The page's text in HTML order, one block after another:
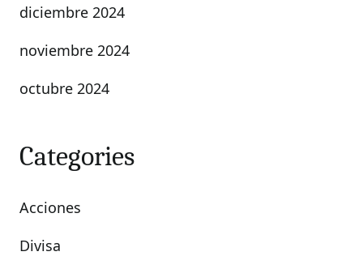
diciembre 2024
noviembre 2024
octubre 2024
Categories
Acciones
Divisa